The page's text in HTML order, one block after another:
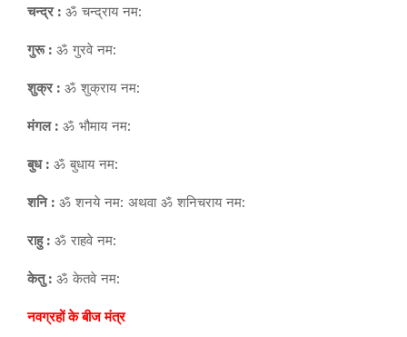
चन्द्र : ॐ चन्द्राय नम:
गुरू : ॐ गुरवे नम:
शुक्र : ॐ शुक्राय नम:
मंगल : ॐ भौमाय नम:
बुध : ॐ बुधाय नम:
शनि : ॐ शनये नम: अथवा ॐ शनिचराय नम:
राहु : ॐ राहवे नम:
केतु : ॐ केतवे नम:
नवग्रहों के बीज मंत्र